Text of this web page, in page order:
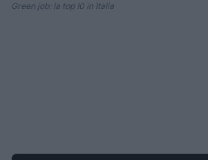
Green job: la top !0 in Italia